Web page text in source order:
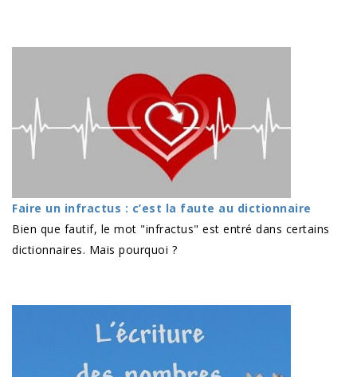
Faire un infractus : c’est la faute au dictionnaire
Bien que fautif, le mot "infractus" est entré dans certains
dictionnaires. Mais pourquoi ?